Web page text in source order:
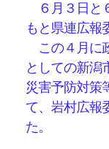
６月３日と
もと県連広報
この４月に
としての新潟
災害予防対策
て、岩村広報
た。